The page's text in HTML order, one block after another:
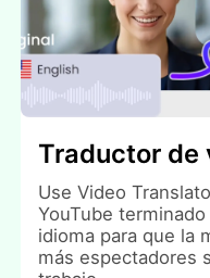
Traductor de
Use Video
YouTube
idioma para que la
más espectadores